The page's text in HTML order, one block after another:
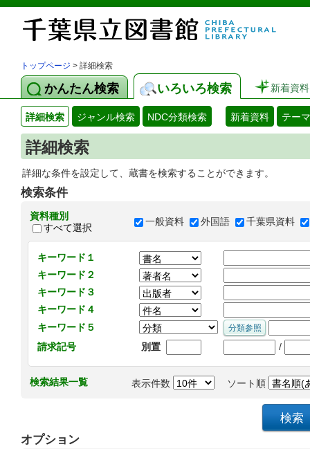
トップページ > 詳細検索
かんたん検索 いろいろ検索 新着資料
詳細検索 ジャンル検索 NDC分類検索 新着資料 テー
詳細検索
詳細な条件を設定して、蔵書を検索することができます。
検索条件
資料種別
すべて選択
一般資料 外国語 千葉県資料
キーワード１
キーワード２
キーワード３
キーワード４
キーワード５
請求記号
別置 /
検索結果一覧 表示件数 ソート順
オプション